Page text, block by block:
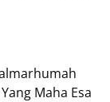
Maha Esa